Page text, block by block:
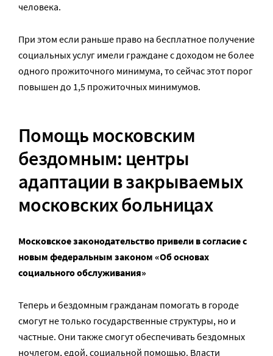
человека.
При этом если раньше право на бесплатное получение
социальных услуг имели граждане с доходом не более
одного прожиточного минимума, то сейчас этот порог
повышен до 1,5 прожиточных минимумов.
Помощь московским
бездомным: центры
адаптации в закрываемых
московских больницах
Московское законодательство привели в согласие с
новым федеральным законом «Об основах
социального обслуживания»
Теперь и бездомным гражданам помогать в городе
смогут не только государственные структуры, но и
частные. Они также смогут обеспечивать бездомных
ночлегом, едой, социальной помощью. Власти